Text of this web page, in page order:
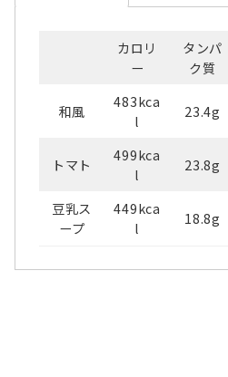
カロリ
ー
タンパ
ク質
和風
483kca
l
23.4g
トマト
499kca
l
23.8g
豆乳ス
ープ
449kca
l
18.8g